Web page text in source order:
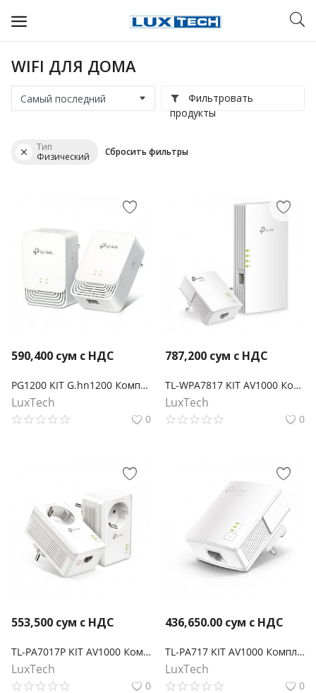
WIFI ДЛЯ ДОМА
РЕШЕНИЯ ДЛЯ ДОМА
ДЛЯ ОПЕРАТОРОВ СВЯЗИ
Контакты
Войти
WIFI ДЛЯ ДОМА
Фильтровать
продукты
Тип
Физический
Сбросить фильтры
590,400 сум с НДС
PG1200 KIT G.hn1200 Комплект гигабитных Powerline-адаптеров
LuxTech
0
787,200 сум с НДС
TL-WPA7817 KIT AV1000 Комплект гигабитных Powerline-адаптеров с AX1500 Wi-Fi 6
LuxTech
0
553,500 сум с НДС
TL-PA7017P KIT AV1000 Комплект гигабитных Powerline-адаптеров со встроенной розеткой
LuxTech
0
436,650.00 сум с НДС
TL-PA717 KIT AV1000 Комплект гигабитных адаптеров Powerline
LuxTech
0